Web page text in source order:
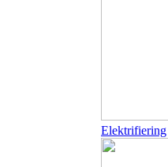
Elektrifiering